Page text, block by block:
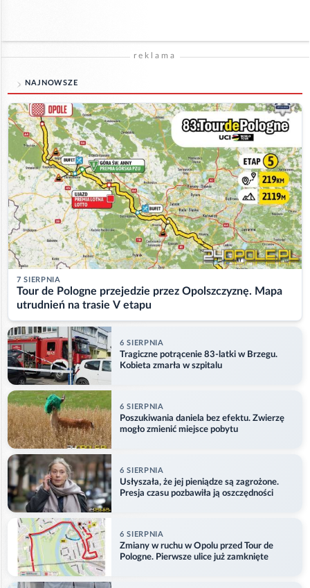
reklama
NAJNOWSZE
7 SIERPNIA
Tour de Pologne przejedzie przez Opolszczyznę. Mapa
utrudnień na trasie V etapu
6 SIERPNIA
Tragiczne potrącenie 83-latki w Brzegu.
Kobieta zmarła w szpitalu
6 SIERPNIA
Poszukiwania daniela bez efektu. Zwierzę
mogło zmienić miejsce pobytu
6 SIERPNIA
Usłyszała, że jej pieniądze są zagrożone.
Presja czasu pozbawiła ją oszczędności
6 SIERPNIA
Zmiany w ruchu w Opolu przed Tour de
Pologne. Pierwsze ulice już zamknięte